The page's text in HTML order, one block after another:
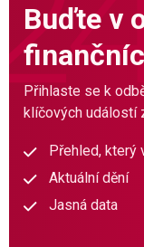
Buďte v
Přihlaste se k
klíčových událostí
Přehled, který
Aktuální dění
Jasná data